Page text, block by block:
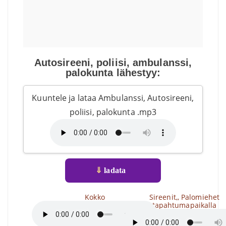
Autosireeni, poliisi, ambulanssi,
palokunta lähestyy:
Kuuntele ja lataa Ambulanssi, Autosireeni,
poliisi, palokunta .mp3
⇓ ladata
Kokko
Sireenit,, Palomiehet
tapahtumapaikalla